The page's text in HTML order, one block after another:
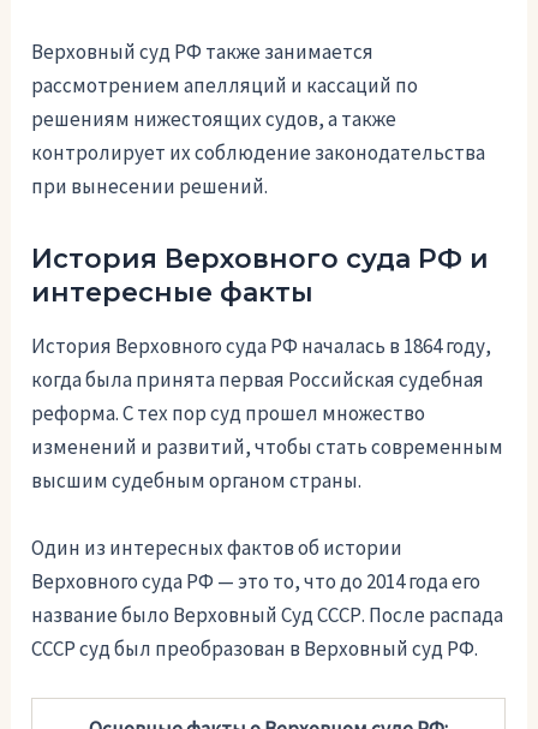
Верховный суд РФ также занимается
рассмотрением апелляций и кассаций по
решениям нижестоящих судов, а также
контролирует их соблюдение законодательства
при вынесении решений.
История Верховного суда РФ и
интересные факты
История Верховного суда РФ началась в 1864 году,
когда была принята первая Российская судебная
реформа. С тех пор суд прошел множество
изменений и развитий, чтобы стать современным
высшим судебным органом страны.
Один из интересных фактов об истории
Верховного суда РФ — это то, что до 2014 года его
название было Верховный Суд СССР. После распада
СССР суд был преобразован в Верховный суд РФ.